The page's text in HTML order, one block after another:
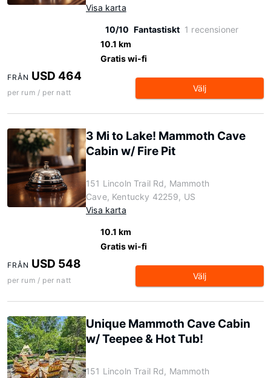
Visa karta
10/10 Fantastiskt 1 recensioner
10.1 km
Gratis wi-fi
FRÅN USD 464
per rum / per natt Välj
3 Mi to Lake! Mammoth Cave
Cabin w/ Fire Pit
151 Lincoln Trail Rd, Mammoth
Cave, Kentucky 42259, US
Visa karta
10.1 km
Gratis wi-fi
FRÅN USD 548
per rum / per natt Välj
Unique Mammoth Cave Cabin
w/ Teepee & Hot Tub!
151 Lincoln Trail Rd, Mammoth